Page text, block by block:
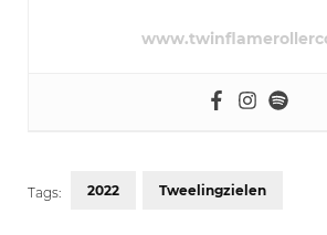
Tags: 2022 Tweelingzielen